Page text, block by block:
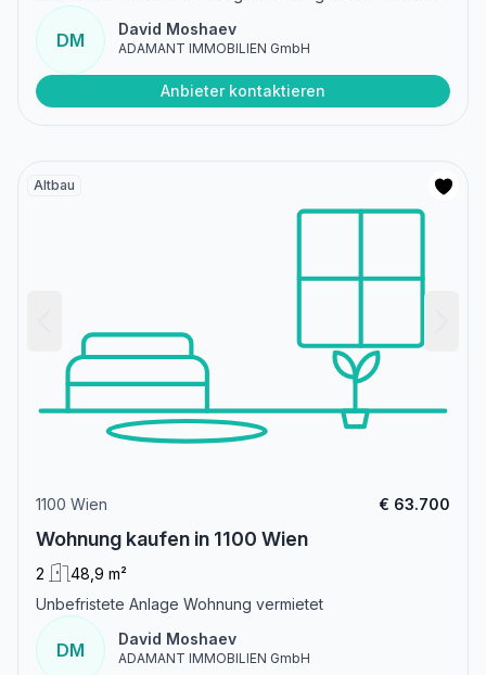
DM
David Moshaev
ADAMANT IMMOBILIEN GmbH
Anbieter kontaktieren
Altbau
1100 Wien € 63.700
Wohnung kaufen in 1100 Wien
2
48,9 m²
Unbefristete Anlage Wohnung vermietet
DM
David Moshaev
ADAMANT IMMOBILIEN GmbH